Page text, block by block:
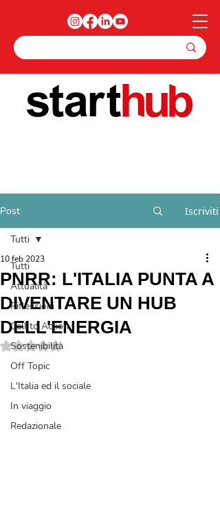
Post Iscriviti
Tutti
Attualità
Riflessioni
Call to Action
Sostenibilità
Off Topic
L'Italia ed il sociale
In viaggio
Redazionale
Tutti
PNRR: L'ITALIA PUNTA A
DIVENTARE UN HUB
DELL'ENERGIA
10 feb 2023
Valutazione NaN stelle su 5.